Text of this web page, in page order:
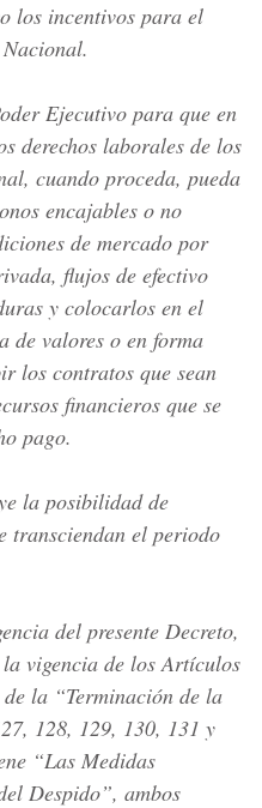
los incentivos para el
Ejecutivo para que en
derechos laborales de los
cuando proceda, pueda
encajables o no
de mercado por
flujos de efectivo
y colocarlos en el
de valores o en forma
los contratos que sean
financieros que se
pago.
la posibilidad de
transciendan el periodo
del presente Decreto,
vigencia de los Artículos
la “Terminación de la
128, 129, 130, 131 y
“Las Medidas
Despido”, ambos